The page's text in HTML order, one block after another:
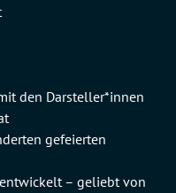
den Darsteller*innen
gefeierten
– geliebt von